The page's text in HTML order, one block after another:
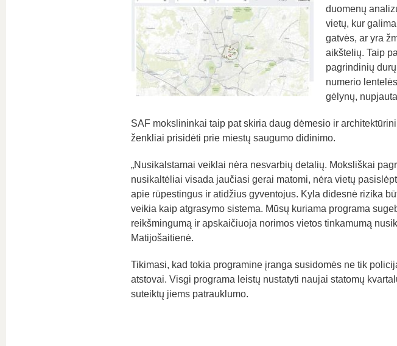
duomenų
vietų, kur
gatvės, ar yra
aikštelių. Taip
pagrindinių
numerio
gėlynų,
SAF mokslininkai taip pat skiria daug dėmesio ir
ženkliai prisidėti prie miestų saugumo didinimo.
„Nusikalstamai veiklai nėra nesvarbių detalių. Moksliškai
nusikaltėliai visada jaučiasi gerai matomi, nėra vietų
apie rūpestingus ir atidžius gyventojus. Kyla didesnė rizika
veikia kaip atgrasymo sistema. Mūsų kuriama programa
reikšmingumą ir apskaičiuoja norimos vietos tinkamumą
Matijošaitienė.
Tikimasi, kad tokia programine įranga susidomės ne tik
atstovai. Visgi programa leistų nustatyti naujai statomų
suteiktų jiems patrauklumo.